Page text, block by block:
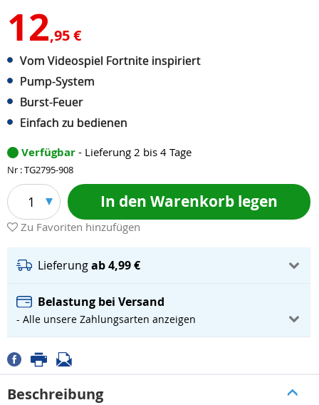
12,95 €
Vom Videospiel Fortnite inspiriert
Pump-System
Burst-Feuer
Einfach zu bedienen
Verfügbar - Lieferung 2 bis 4 Tage
Nr : TG2795-908
1 In den Warenkorb legen
Zu Favoriten hinzufügen
Lieferungab 4,99 €
Belastung bei Versand
- Alle unsere Zahlungsarten anzeigen
Beschreibung